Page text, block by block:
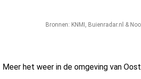
Bronnen: KNMI , Buienradar.nl &
Meer het weer in de omgeving van